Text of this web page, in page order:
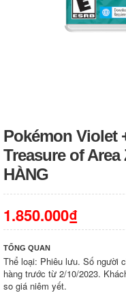
Pokémon Violet
Treasure of Area
HÀNG
1.850.000₫
TỔNG QUAN
Thể loại: Phiêu lưu. Số người
hàng trước từ 2/10/2023.
so giá niêm yết.